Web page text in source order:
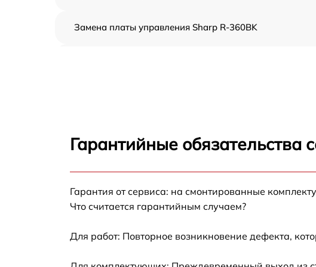
Замена платы управления Sharp R-360BK
Ремонт волновода Sharp R-360BK
360BK
Замена блока управления Sharp R-360BK
Гарантийные обязательства
Гарантия от сервиса: на смонтированные
Что считается гарантийным случаем?
Для работ: Повторное возникновение дефекта,